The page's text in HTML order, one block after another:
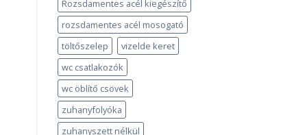
Rozsdamentes acél kiegészítő
rozsdamentes acél mosogató
töltőszelep
vizelde keret
wc csatlakozók
wc öblítő csövek
zuhanyfolyóka
zuhanyszett nélkül